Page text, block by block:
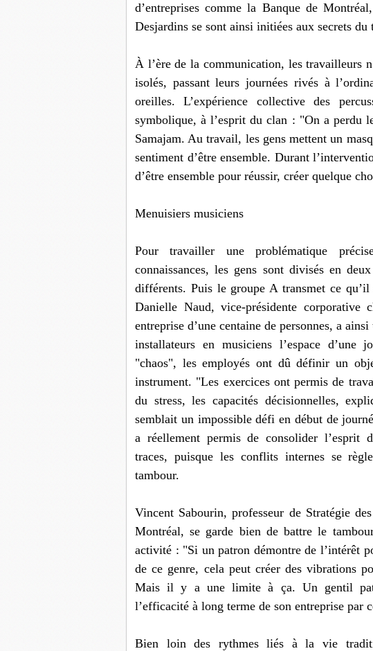
d’entreprises comme la Banque de
Desjardins se sont ainsi initiées aux secrets du
À l’ère de la communication, les travailleurs
isolés, passant leurs journées rivés à
oreilles. L’expérience collective des
symbolique, à l’esprit du clan : "On a perdu
Samajam. Au travail, les gens mettent un
sentiment d’être ensemble. Durant
d’être ensemble pour réussir, créer quelque
Menuisiers musiciens
Pour travailler une problématique
connaissances, les gens sont divisés en
différents. Puis le groupe A transmet ce
Danielle Naud, vice-présidente corporative
entreprise d’une centaine de personnes, a
installateurs en musiciens l’espace d’une
"chaos", les employés ont dû définir un
instrument. "Les exercices ont permis de
du stress, les capacités décisionnelles,
semblait un impossible défi en début de
a réellement permis de consolider l’esprit
traces, puisque les conflits internes se
tambour.
Vincent Sabourin, professeur de Stratégie
Montréal, se garde bien de battre le
activité : "Si un patron démontre de l’intérêt
de ce genre, cela peut créer des vibrations
Mais il y a une limite à ça. Un gentil
l’efficacité à long terme de son entreprise par
Bien loin des rythmes liés à la vie